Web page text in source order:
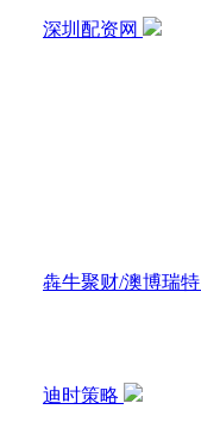
深圳配资网
犇牛聚财/澳博瑞特
迪时策略